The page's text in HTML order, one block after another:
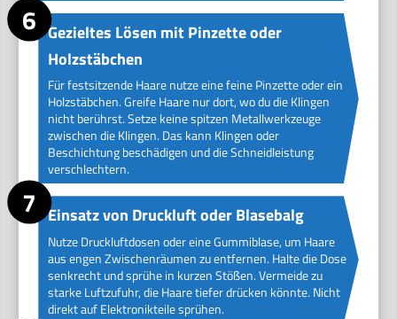
Gezieltes Lösen mit Pinzette oder
Holzstäbchen
Für festsitzende Haare nutze eine feine Pinzette oder ein
Holzstäbchen. Greife Haare nur dort, wo du die Klingen
nicht berührst. Setze keine spitzen Metallwerkzeuge
zwischen die Klingen. Das kann Klingen oder
Beschichtung beschädigen und die Schneidleistung
verschlechtern.
Einsatz von Druckluft oder Blasebalg
Nutze Druckluftdosen oder eine Gummiblase, um Haare
aus engen Zwischenräumen zu entfernen. Halte die Dose
senkrecht und sprühe in kurzen Stößen. Vermeide zu
starke Luftzufuhr, die Haare tiefer drücken könnte. Nicht
direkt auf Elektronikteile sprühen.